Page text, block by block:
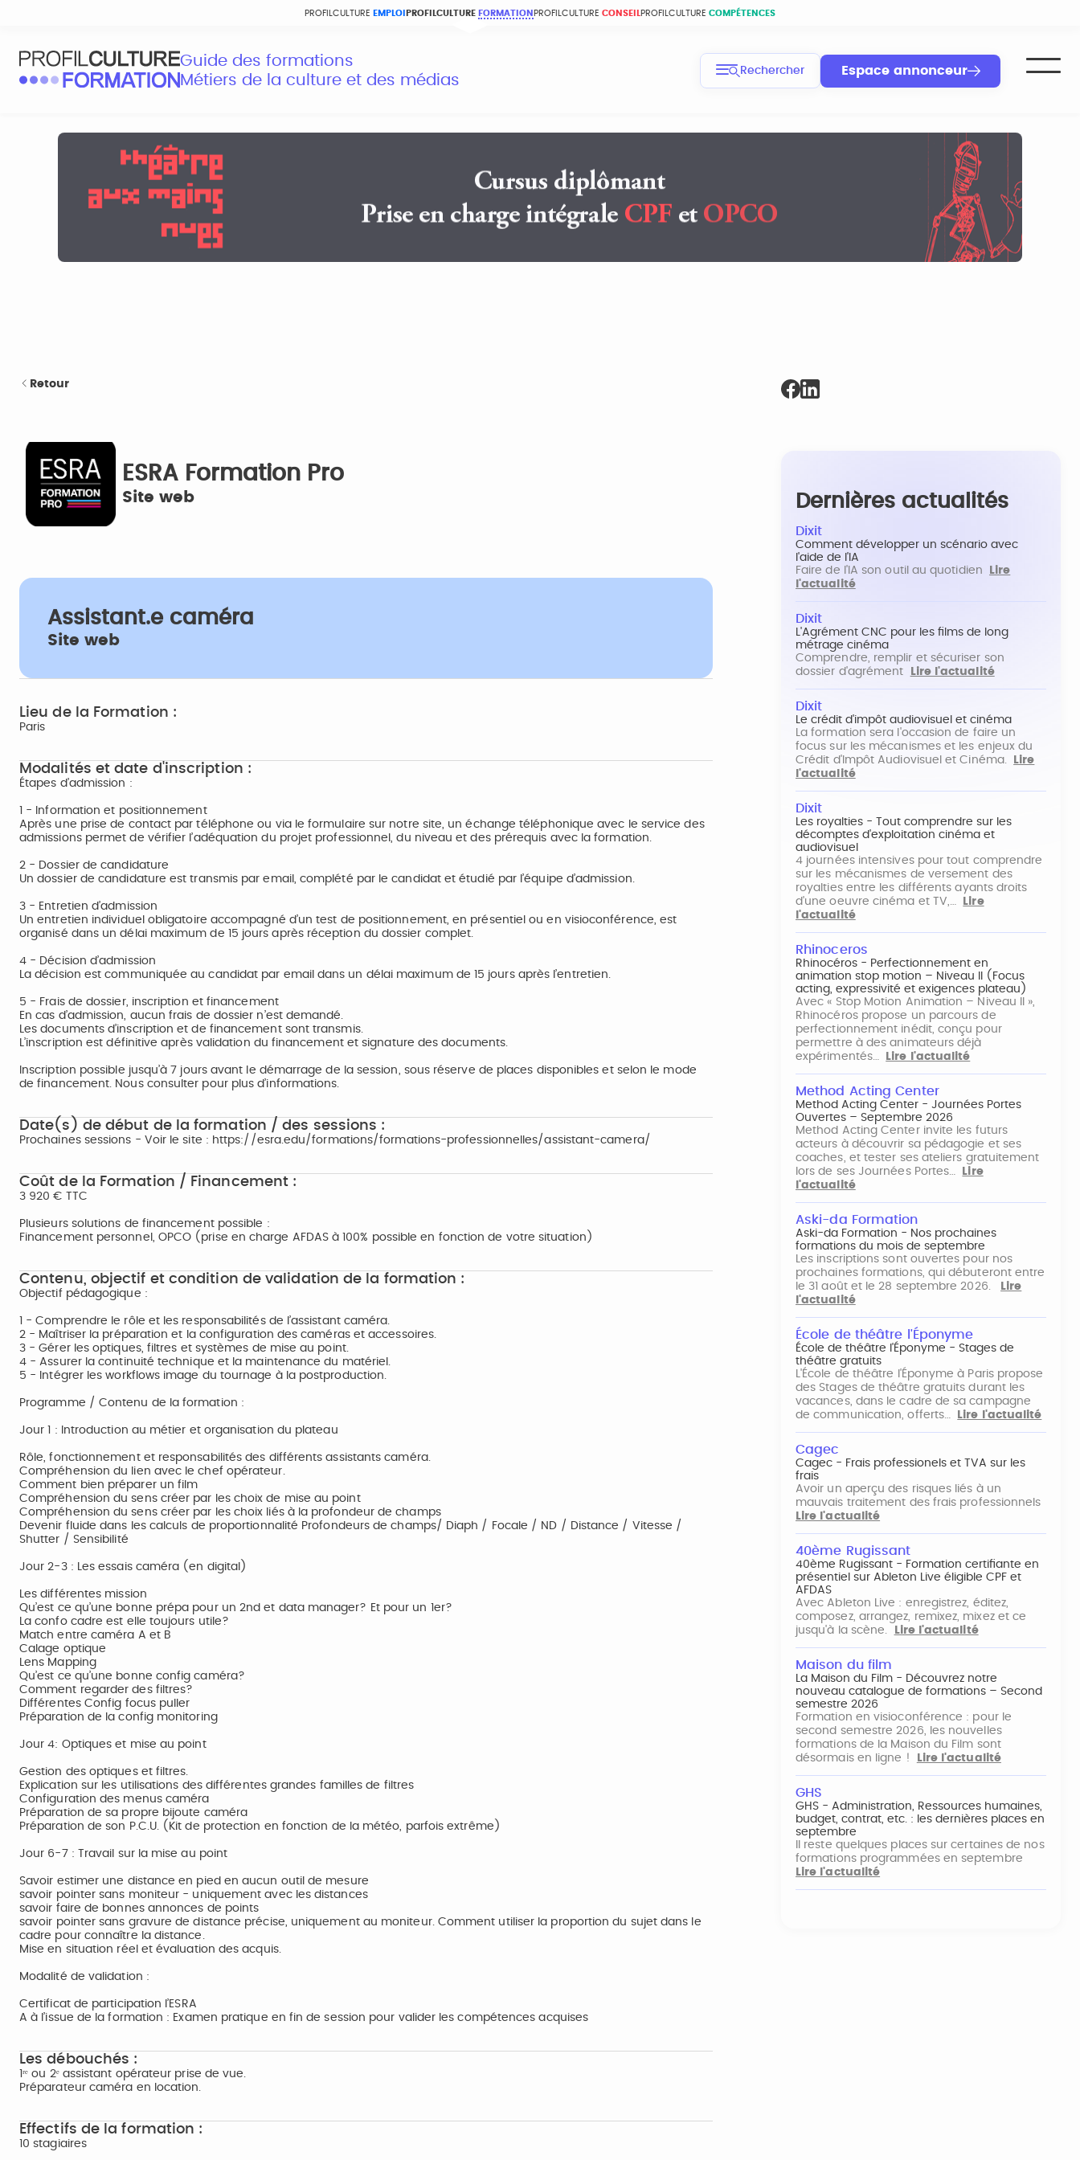
PROFILCULTURE EMPLOI PROFILCULTURE FORMATION PROFILCULTURE CONSEIL PROFILCULTURE COMPÉTENCES
Guide des formations
Métiers de la culture et des médias
Rechercher Espace annonceur
Retour
ESRA Formation Pro
Site web
Assistant.e caméra
Site web
Lieu de la Formation :
Paris
Modalités et date d'inscription :
Étapes d’admission :
1 - Information et positionnement
Après une prise de contact par téléphone ou via le formulaire sur notre site, un échange téléphonique avec le service des
admissions permet de vérifier l’adéquation du projet professionnel, du niveau et des prérequis avec la formation.
2 - Dossier de candidature
Un dossier de candidature est transmis par email, complété par le candidat et étudié par l’équipe d’admission.
3 - Entretien d’admission
Un entretien individuel obligatoire accompagné d’un test de positionnement, en présentiel ou en visioconférence, est
organisé dans un délai maximum de 15 jours après réception du dossier complet.
4 - Décision d’admission
La décision est communiquée au candidat par email dans un délai maximum de 15 jours après l’entretien.
5 - Frais de dossier, inscription et financement
En cas d’admission, aucun frais de dossier n’est demandé.
Les documents d’inscription et de financement sont transmis.
L’inscription est définitive après validation du financement et signature des documents.
Inscription possible jusqu’à 7 jours avant le démarrage de la session, sous réserve de places disponibles et selon le mode
de financement. Nous consulter pour plus d’informations.
Date(s) de début de la formation / des sessions :
Prochaines sessions - Voir le site : https://esra.edu/formations/formations-professionnelles/assistant-camera/
Coût de la Formation / Financement :
3 920 € TTC
Plusieurs solutions de financement possible :
Financement personnel, OPCO (prise en charge AFDAS à 100% possible en fonction de votre situation)
Contenu, objectif et condition de validation de la formation :
Objectif pédagogique :
1 - Comprendre le rôle et les responsabilités de l’assistant caméra.
2 - Maîtriser la préparation et la configuration des caméras et accessoires.
3 - Gérer les optiques, filtres et systèmes de mise au point.
4 - Assurer la continuité technique et la maintenance du matériel.
5 - Intégrer les workflows image du tournage à la postproduction.
Programme / Contenu de la formation :
Jour 1 : Introduction au métier et organisation du plateau
Rôle, fonctionnement et responsabilités des différents assistants caméra.
Compréhension du lien avec le chef opérateur.
Comment bien préparer un film
Compréhension du sens créer par les choix de mise au point
Compréhension du sens créer par les choix liés à la profondeur de champs
Devenir fluide dans les calculs de proportionnalité Profondeurs de champs/ Diaph / Focale / ND / Distance / Vitesse /
Shutter / Sensibilité
Jour 2-3 : Les essais caméra (en digital)
Les différentes mission
Qu’est ce qu’une bonne prépa pour un 2nd et data manager? Et pour un 1er?
La confo cadre est elle toujours utile?
Match entre caméra A et B
Calage optique
Lens Mapping
Qu’est ce qu’une bonne config caméra?
Comment regarder des filtres?
Différentes Config focus puller
Préparation de la config monitoring
Jour 4: Optiques et mise au point
Gestion des optiques et filtres.
Explication sur les utilisations des différentes grandes familles de filtres
Configuration des menus caméra
Préparation de sa propre bijoute caméra
Préparation de son P.C.U. (Kit de protection en fonction de la météo, parfois extrême)
Jour 6-7 : Travail sur la mise au point
Savoir estimer une distance en pied en aucun outil de mesure
savoir pointer sans moniteur - uniquement avec les distances
savoir faire de bonnes annonces de points
savoir pointer sans gravure de distance précise, uniquement au moniteur. Comment utiliser la proportion du sujet dans le
cadre pour connaître la distance.
Mise en situation réel et évaluation des acquis.
Modalité de validation :
Certificat de participation l’ESRA
A à l’issue de la formation : Examen pratique en fin de session pour valider les compétences acquises
Les débouchés :
1ʳᵉ ou 2ᵉ assistant opérateur prise de vue.
Préparateur caméra en location.
Effectifs de la formation :
10 stagiaires
Dernières actualités
Dixit
Comment développer un scénario avec
l'aide de l'IA
Faire de l'IA son outil au quotidien
Lire
l'actualité
Dixit
L'Agrément CNC pour les films de long
métrage cinéma
Comprendre, remplir et sécuriser son
dossier d'agrément
Lire l'actualité
Dixit
Le crédit d'impôt audiovisuel et cinéma
La formation sera l'occasion de faire un
focus sur les mécanismes et les enjeux du
Crédit d'Impôt Audiovisuel et Cinéma.
Lire
l'actualité
Dixit
Les royalties - Tout comprendre sur les
décomptes d'exploitation cinéma et
audiovisuel
4 journées intensives pour tout comprendre
sur les mécanismes de versement des
royalties entre les différents ayants droits
d'une oeuvre cinéma et TV,…
Lire
l'actualité
Rhinoceros
Rhinocéros - Perfectionnement en
animation stop motion – Niveau II (Focus
acting, expressivité et exigences plateau)
Avec « Stop Motion Animation – Niveau II »,
Rhinocéros propose un parcours de
perfectionnement inédit, conçu pour
permettre à des animateurs déjà
expérimentés…
Lire l'actualité
Method Acting Center
Method Acting Center - Journées Portes
Ouvertes – Septembre 2026
Method Acting Center invite les futurs
acteurs à découvrir sa pédagogie et ses
coaches, et tester ses ateliers gratuitement
lors de ses Journées Portes…
Lire
l'actualité
Aski-da Formation
Aski-da Formation - Nos prochaines
formations du mois de septembre
Les inscriptions sont ouvertes pour nos
prochaines formations, qui débuteront entre
le 31 août et le 28 septembre 2026.
Lire
l'actualité
École de théâtre l'Éponyme
École de théâtre l'Éponyme - Stages de
théâtre gratuits
L'École de théâtre l'Éponyme à Paris propose
des Stages de théâtre gratuits durant les
vacances, dans le cadre de sa campagne
de communication, offerts…
Lire l'actualité
Cagec
Cagec - Frais professionels et TVA sur les
frais
Avoir un aperçu des risques liés à un
mauvais traitement des frais professionnels
Lire l'actualité
40ème Rugissant
40ème Rugissant - Formation certifiante en
présentiel sur Ableton Live éligible CPF et
AFDAS
Avec Ableton Live : enregistrez, éditez,
composez, arrangez, remixez, mixez et ce
jusqu'à la scène.
Lire l'actualité
Maison du film
La Maison du Film - Découvrez notre
nouveau catalogue de formations – Second
semestre 2026
Formation en visioconférence : pour le
second semestre 2026, les nouvelles
formations de la Maison du Film sont
désormais en ligne !
Lire l'actualité
GHS
GHS - Administration, Ressources humaines,
budget, contrat, etc. : les dernières places en
septembre
Il reste quelques places sur certaines de nos
formations programmées en septembre
Lire l'actualité